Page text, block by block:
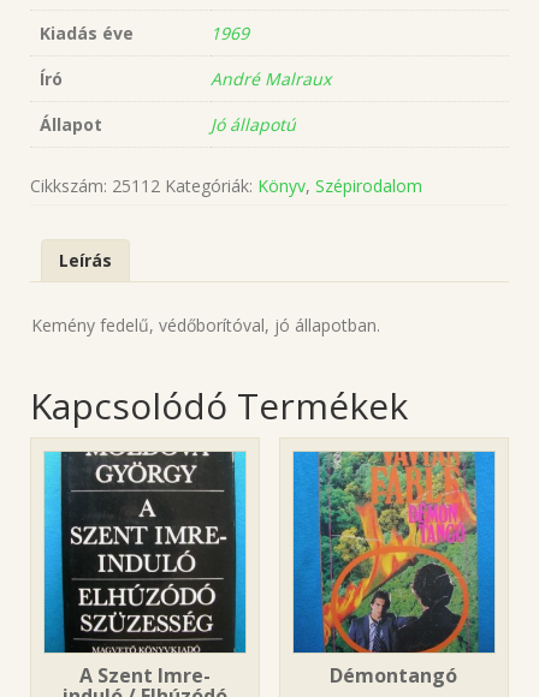
Kiadás éve
1969
Író
André Malraux
Állapot
Jó állapotú
Cikkszám: 25112 Kategóriák: Könyv, Szépirodalom
Leírás
Kemény fedelű, védőborítóval, jó állapotban.
Kapcsolódó Termékek
A Szent Imre- Démontangó